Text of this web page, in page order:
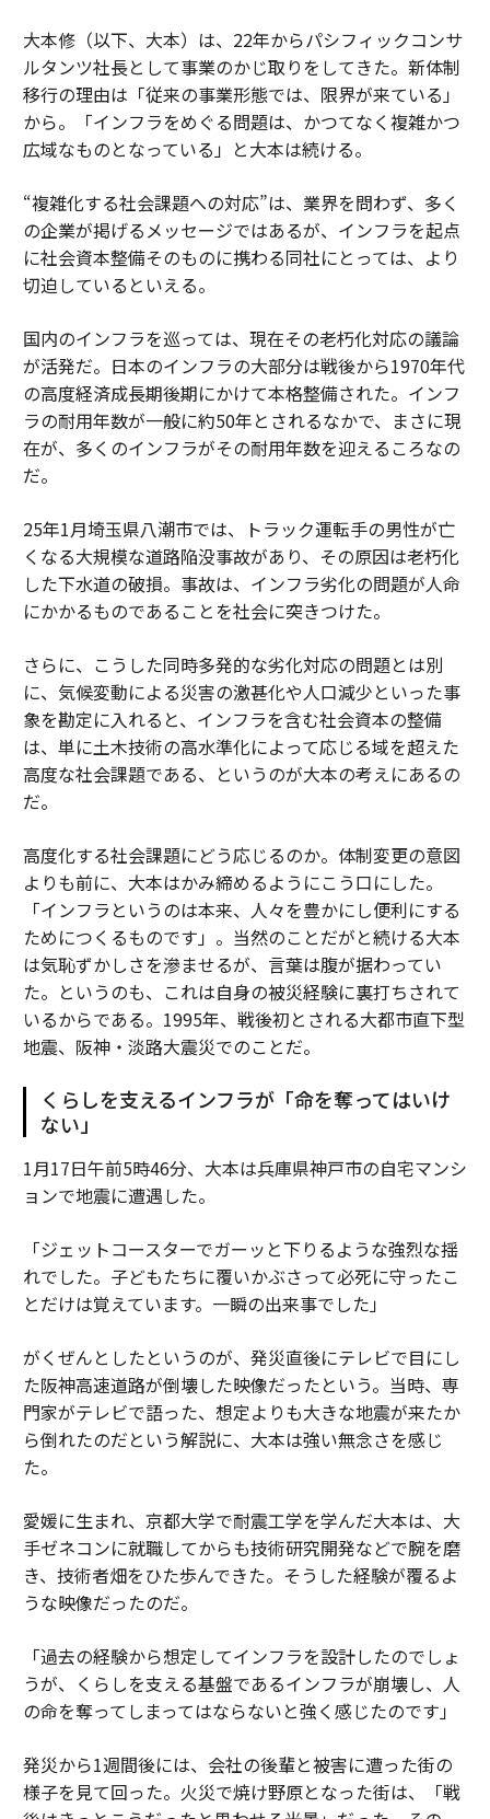
大本修（以下、大本）は、22年からパシフィックコンサ
ルタンツ社長として事業のかじ取りをしてきた。新体制
移行の理由は「従来の事業形態では、限界が来ている」
から。「インフラをめぐる問題は、かつてなく複雑かつ
広域なものとなっている」と大本は続ける。
“複雑化する社会課題への対応”は、業界を問わず、多く
の企業が掲げるメッセージではあるが、インフラを起点
に社会資本整備そのものに携わる同社にとっては、より
切迫しているといえる。
国内のインフラを巡っては、現在その老朽化対応の議論
が活発だ。日本のインフラの大部分は戦後から1970年代
の高度経済成長期後期にかけて本格整備された。インフ
ラの耐用年数が一般に約50年とされるなかで、まさに現
在が、多くのインフラがその耐用年数を迎えるころなの
だ。
25年1月埼玉県八潮市では、トラック運転手の男性が亡
くなる大規模な道路陥没事故があり、その原因は老朽化
した下水道の破損。事故は、インフラ劣化の問題が人命
にかかるものであることを社会に突きつけた。
さらに、こうした同時多発的な劣化対応の問題とは別
に、気候変動による災害の激甚化や人口減少といった事
象を勘定に入れると、インフラを含む社会資本の整備
は、単に土木技術の高水準化によって応じる域を超えた
高度な社会課題である、というのが大本の考えにあるの
だ。
高度化する社会課題にどう応じるのか。体制変更の意図
よりも前に、大本はかみ締めるようにこう口にした。
「インフラというのは本来、人々を豊かにし便利にする
ためにつくるものです」。当然のことだがと続ける大本
は気恥ずかしさを滲ませるが、言葉は腹が据わってい
た。というのも、これは自身の被災経験に裏打ちされて
いるからである。1995年、戦後初とされる大都市直下型
地震、阪神・淡路大震災でのことだ。
くらしを支えるインフラが「命を奪ってはいけ
ない」
1月17日午前5時46分、大本は兵庫県神戸市の自宅マンシ
ョンで地震に遭遇した。
「ジェットコースターでガーッと下りるような強烈な揺
れでした。子どもたちに覆いかぶさって必死に守ったこ
とだけは覚えています。一瞬の出来事でした」
がくぜんとしたというのが、発災直後にテレビで目にし
た阪神高速道路が倒壊した映像だったという。当時、専
門家がテレビで語った、想定よりも大きな地震が来たか
ら倒れたのだという解説に、大本は強い無念さを感じ
た。
愛媛に生まれ、京都大学で耐震工学を学んだ大本は、大
手ゼネコンに就職してからも技術研究開発などで腕を磨
き、技術者畑をひた歩んできた。そうした経験が覆るよ
うな映像だったのだ。
「過去の経験から想定してインフラを設計したのでしょ
うが、くらしを支える基盤であるインフラが崩壊し、人
の命を奪ってしまってはならないと強く感じたのです」
発災から1週間後には、会社の後輩と被害に遭った街の
様子を見て回った。火災で焼け野原となった街は、「戦